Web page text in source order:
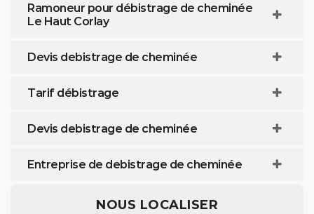
Ramoneur pour débistrage de cheminée
Le Haut Corlay
Devis debistrage de cheminée
Tarif débistrage
Devis debistrage de cheminée
Entreprise de debistrage de cheminée
NOUS LOCALISER